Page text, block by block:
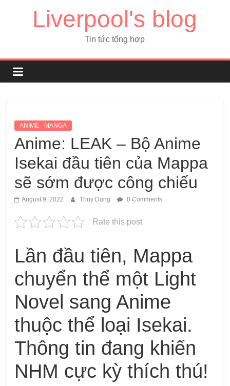
Liverpool's blog
Tin tức tổng hợp
ANIME - MANGA
Anime: LEAK – Bộ Anime
Isekai đầu tiên của Mappa
sẽ sớm được công chiếu
August 9, 2022 Thuy Dung 0 Comments
Rate this post
Lần đầu tiên, Mappa
chuyển thể một Light
Novel sang Anime
thuộc thể loại Isekai.
Thông tin đang khiến
NHM cực kỳ thích thú!